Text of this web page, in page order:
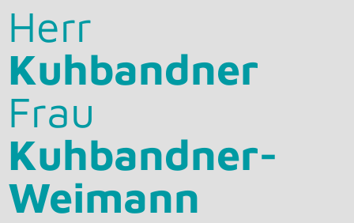
Herr
Kuhbandner
Frau
Kuhbandner-
Weimann